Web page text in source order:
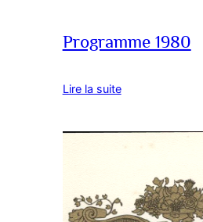
Programme 1980
Lire la suite